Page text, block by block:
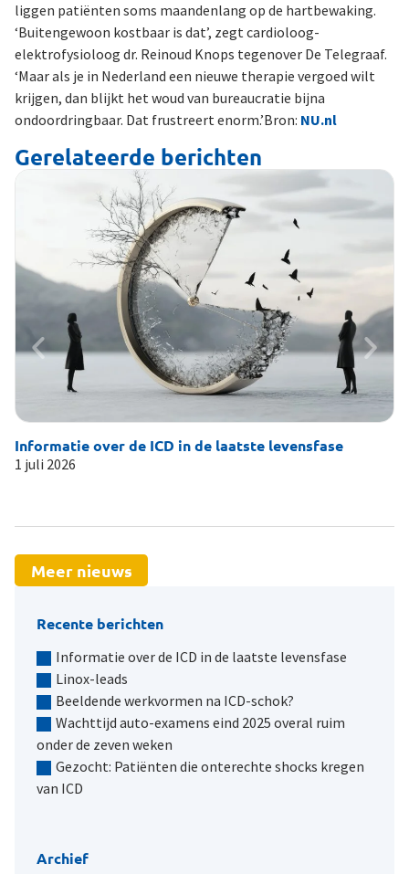
Recente berichten
Informatie over de ICD in de laatste levensfase
Linox-leads
Beeldende werkvormen na ICD-schok?
Wachttijd auto-examens eind 2025 overal ruim
onder de zeven weken
Gezocht: Patiënten die onterechte shocks kregen
van ICD
Archief
liggen patiënten soms maandenlang op de hartbewaking.
‘Buitengewoon kostbaar is dat’, zegt cardioloog-
elektrofysioloog dr. Reinoud Knops tegenover De Telegraaf.
‘Maar als je in Nederland een nieuwe therapie vergoed wilt
krijgen, dan blijkt het woud van bureaucratie bijna
ondoordringbaar. Dat frustreert enorm.’Bron: NU.nl
Gerelateerde berichten
Informatie over de ICD in de laatste levensfase
1 juli 2026
Meer nieuws